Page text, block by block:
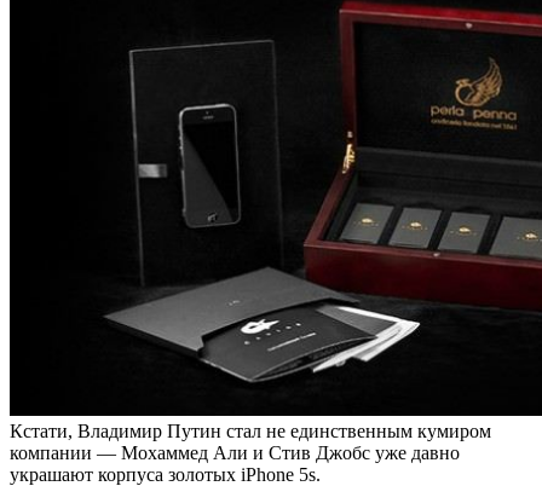
Кстати, Владимир Путин стал не единственным кумиром
компании — Мохаммед Али и Стив Джобс уже давно
украшают корпуса золотых iPhone 5s.